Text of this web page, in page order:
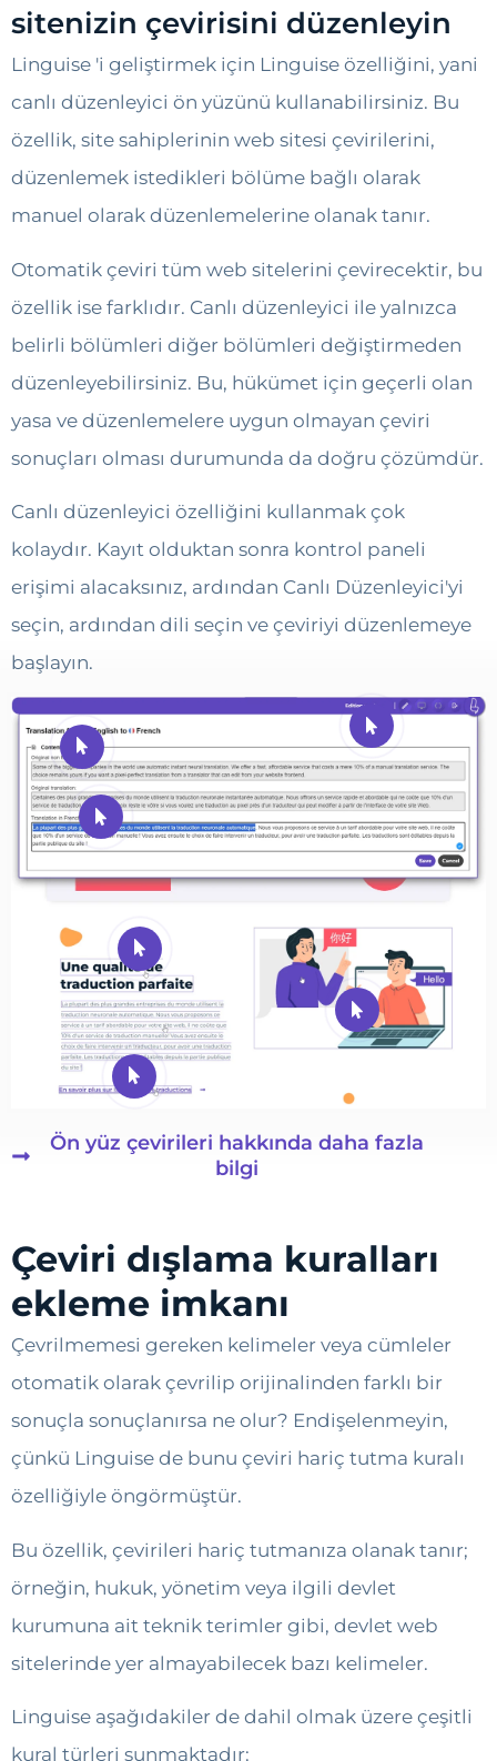
sitenizin çevirisini düzenleyin
Linguise 'i geliştirmek için Linguise özelliğini, yani
canlı düzenleyici ön yüzünü kullanabilirsiniz. Bu
özellik, site sahiplerinin web sitesi çevirilerini,
düzenlemek istedikleri bölüme bağlı olarak
manuel olarak düzenlemelerine olanak tanır.
Otomatik çeviri tüm web sitelerini çevirecektir, bu
özellik ise farklıdır. Canlı düzenleyici ile yalnızca
belirli bölümleri diğer bölümleri değiştirmeden
düzenleyebilirsiniz. Bu, hükümet için geçerli olan
yasa ve düzenlemelere uygun olmayan çeviri
sonuçları olması durumunda da doğru çözümdür.
Canlı düzenleyici özelliğini kullanmak çok
kolaydır. Kayıt olduktan sonra kontrol paneli
erişimi alacaksınız, ardından Canlı Düzenleyici'yi
seçin, ardından dili seçin ve çeviriyi düzenlemeye
başlayın.
Ön yüz çevirileri hakkında daha fazla
bilgi
Çeviri dışlama kuralları
ekleme imkanı
Çevrilmemesi gereken kelimeler veya cümleler
otomatik olarak çevrilip orijinalinden farklı bir
sonuçla sonuçlanırsa ne olur? Endişelenmeyin,
çünkü Linguise de bunu çeviri hariç tutma kuralı
özelliğiyle öngörmüştür.
Bu özellik, çevirileri hariç tutmanıza olanak tanır;
örneğin, hukuk, yönetim veya ilgili devlet
kurumuna ait teknik terimler gibi, devlet web
sitelerinde yer almayabilecek bazı kelimeler.
Linguise aşağıdakiler de dahil olmak üzere çeşitli
kural türleri sunmaktadır: